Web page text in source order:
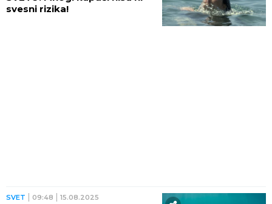
svesni rizika!
SVET 09:48 15.08.2025